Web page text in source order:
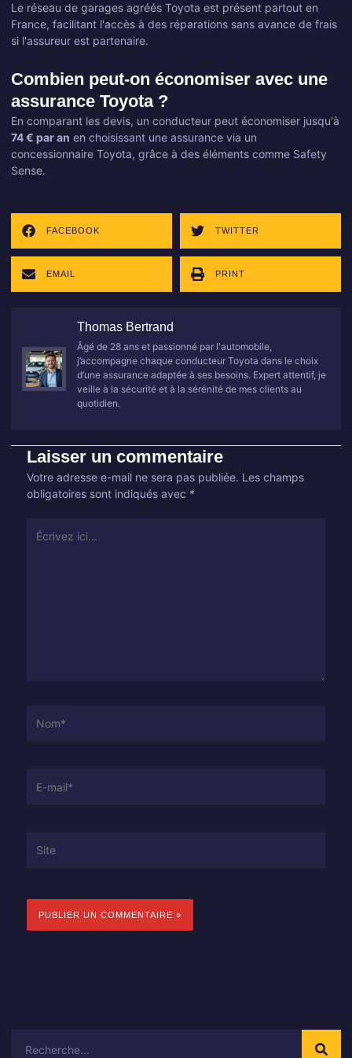
Le réseau de garages agréés Toyota est présent partout en
France, facilitant l'accès à des réparations sans avance de frais
si l'assureur est partenaire.
Combien peut-on économiser avec une
assurance Toyota ?
En comparant les devis, un conducteur peut économiser jusqu'à
74 € par an en choisissant une assurance via un
concessionnaire Toyota, grâce à des éléments comme Safety
Sense.
FACEBOOK TWITTER
EMAIL PRINT
Thomas Bertrand
Âgé de 28 ans et passionné par l'automobile,
j’accompagne chaque conducteur Toyota dans le choix
d’une assurance adaptée à ses besoins. Expert attentif, je
veille à la sécurité et à la sérénité de mes clients au
quotidien.
Laisser un commentaire
Votre adresse e-mail ne sera pas publiée. Les champs
obligatoires sont indiqués avec *
ici…
mail*